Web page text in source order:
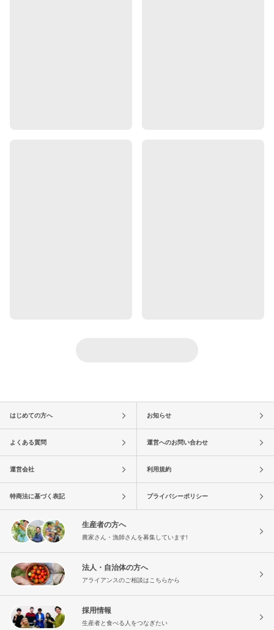
はじめての方へ お知らせ
よくある質問 運営へのお問い合わせ
運営会社 利用規約
特商法に基づく表記 プライバシーポリシー
生産者の方へ
農家さん・漁師さんを募集しています!
法人・自治体の方へ
アライアンスのご相談はこちらから
採用情報
生産者と食べる人をつなぎたい